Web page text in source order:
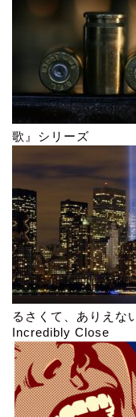
歌』シリーズ
るさくて、ありえ
Incredibly Close